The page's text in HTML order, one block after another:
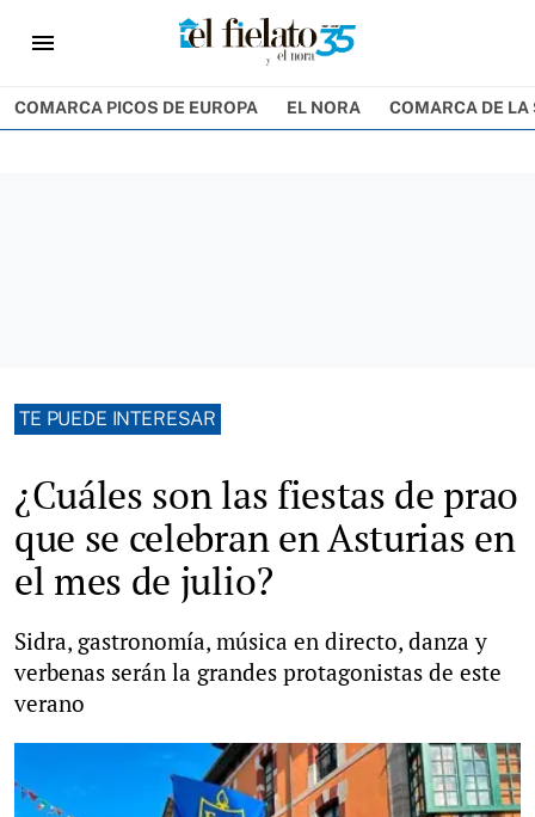
menu
COMARCA PICOS DE EUROPA EL NORA COMARCA DE LA
TE PUEDE INTERESAR
¿Cuáles son las fiestas de prao
que se celebran en Asturias en
el mes de julio?
Sidra, gastronomía, música en directo, danza y
verbenas serán la grandes protagonistas de este
verano